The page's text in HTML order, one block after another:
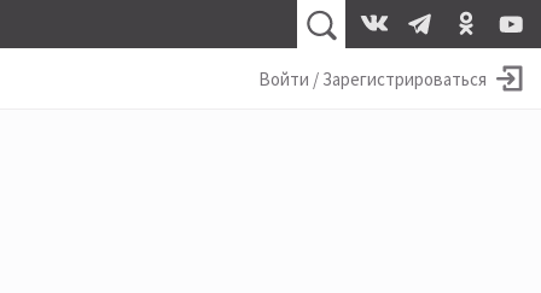
Войти / Зарегистрироваться